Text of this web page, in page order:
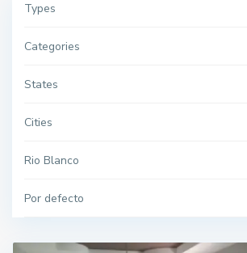
Types
Categories
States
Cities
Rio Blanco
Por defecto